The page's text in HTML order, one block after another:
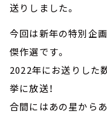
送りしました。
今回は新年の特別企画
傑作選です。
2022年にお送りした
挙に放送！
合間にはあの星からあ